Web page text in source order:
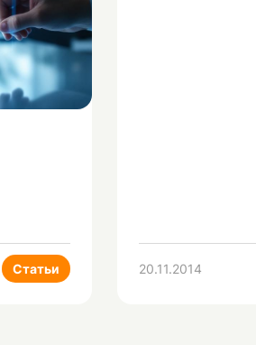
Статьи 20.11.2014